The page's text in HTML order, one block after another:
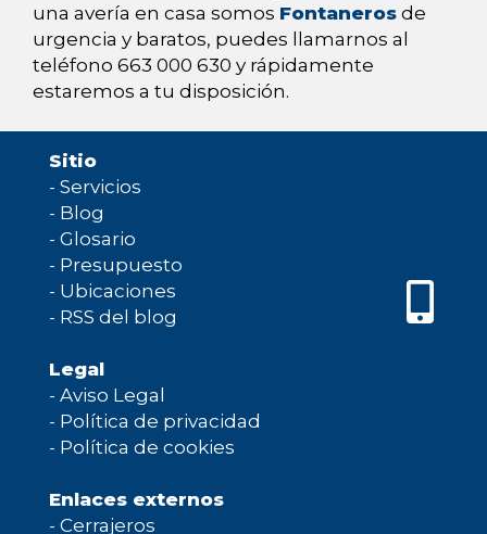
una avería en casa somos Fontaneros de
urgencia y baratos, puedes llamarnos al
teléfono 663 000 630 y rápidamente
estaremos a tu disposición.
Sitio
- Servicios
- Blog
- Glosario
- Presupuesto
- Ubicaciones
- RSS del blog
Legal
- Aviso Legal
- Política de privacidad
- Política de cookies
Enlaces externos
- Cerrajeros